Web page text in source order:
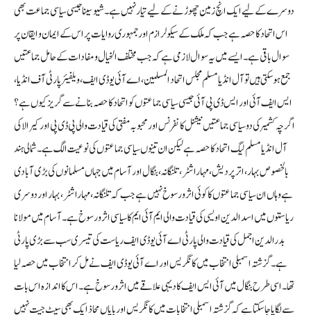
دوسرے کے لیے ایک انچ زمین چھوڑنے کے لیے تیار نہیں ہے۔ شیو سینا جیسی سیاسی جماعت بھی
اس اتحاد کا حصہ ہے جب کہ ملک کے سیکولرازم اور جمہوری روایات پر اس کے ایمان و ایقان پر
سوال باقی ہے۔ایسے میں یہ سوال لازمی ہے کہ جب مختلف الخیال و مفادات کے حامل جماعتیں
جمع ہوسکتی ہیں تو آل انڈیا مسلم مجلس اتحاد المسلمین، اے آئی یو ڈی ایف، ویلفیئر پارٹی آف انڈیا،
ایس ایف آئی اور ایس ڈی پی آئی جیسی سیاسی جماعتوں کو اتحاد کا حصہ بنانے سے گریز کیوں ہے؟
اگرچہ کشمیر کی دو سیاسی جماعتیں نیشنل کانفرنس اور محبوبہ مفتی کی قیادت والی پی ڈی پی اور کیرالا کی
آل انڈیا مسلم لیگ اتحاد کا حصہ ہے لیکن ان تینوں سیاسی جماعتوں کی نوعیت الگ ہے۔ شمالی ہند
بالخصوص بہار، اترپردیش، مہاراشٹر، تلنگانہ، بنگال اور آسام میں جہاں مسلمانوں کی بڑی آبادی
ہے وہاں ان سیاسی جماعتوں کا کوئی اثر و رسوخ نہیں ہے جب کہ تلنگانہ، مہاراشٹر، بہار اور دوسری
ریاستوں میں اسدالدین اویسی کی قیادت والی ایم آئی ایم کا سیاسی اثرو رسوخ ہے۔ آسام میں مولانا
بدرالدین اجمل کی قیادت والی پارٹی اے آئی یو ڈی ایف ریاست کی تیسری سب سے بڑی پارٹی
ہے۔ گزشتہ اسمبلی انتخاب میں کانگریس اور اے آئی یو ڈی ایف نے مل کر انتخاب میں حصہ لیا
تھا۔ اسی طرح بنگال میں آئی ایس ایف کا دیہی علاقے میں اثر و رسوخ ہے۔ اس کا اندازہ اس بات
سے لگایا جاسکتا ہے کہ گزشتہ اسمبلی انتخابات میں کانگریس اور بایاں محاذ ایک بھی سیٹ جیت نہیں